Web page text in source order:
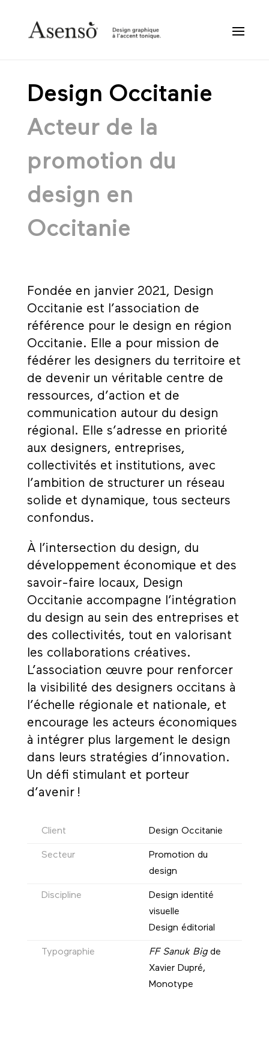
Design Occitanie
Acteur de la
promotion du
design en
Occitanie
Fondée en janvier 2021, Design
Occitanie est l’association de
référence pour le design en région
Occitanie. Elle a pour mission de
fédérer les designers du territoire et
de devenir un véritable centre de
ressources, d’action et de
communication autour du design
régional. Elle s’adresse en priorité
aux designers, entreprises,
collectivités et institutions, avec
l’ambition de structurer un réseau
solide et dynamique, tous secteurs
confondus.
À l’intersection du design, du
développement économique et des
savoir-faire locaux, Design
Occitanie accompagne l’intégration
du design au sein des entreprises et
des collectivités, tout en valorisant
les collaborations créatives.
L’association œuvre pour renforcer
la visibilité des designers occitans à
l’échelle régionale et nationale, et
encourage les acteurs économiques
à intégrer plus largement le design
dans leurs stratégies d’innovation.
Un défi stimulant et porteur
d’avenir !
Client Design Occitanie
Secteur
Promotion du
design
Discipline
Design identité
visuelle
Design éditorial
Typographie FF Sanuk Big de
Xavier Dupré,
Monotype